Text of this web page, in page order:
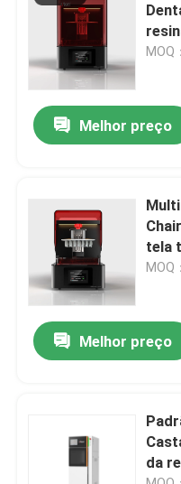
Produtos
Quem Somos
Fábrica
Fale Conosco
notícias
Todos os casos
Impressora do metal
Impressora dental do
MOQ
Melhor preço
tela
MOQ
Melhor preço
da